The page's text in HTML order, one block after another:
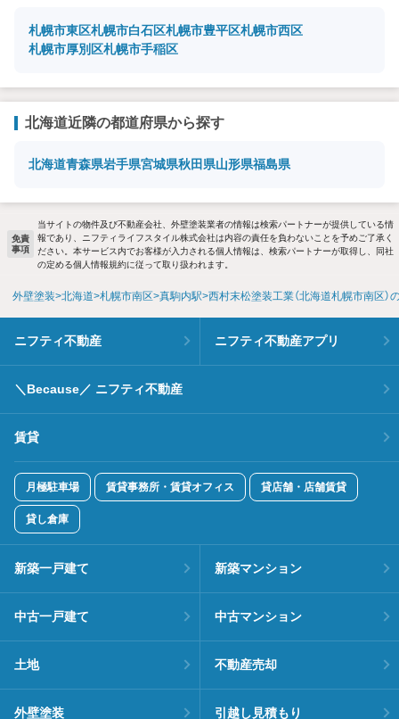
札幌市東区札幌市白石区札幌市豊平区札幌市西区
札幌市厚別区札幌市手稲区
北海道近隣の都道府県から探す
北海道青森県岩手県宮城県秋田県山形県福島県
免責
事項
当サイトの物件及び不動産会社、外壁塗装業者の情報は検索パートナーが提供している情
報であり、ニフティライフスタイル株式会社は内容の責任を負わないことを予めご了承く
ださい。本サービス内でお客様が入力される個人情報は、検索パートナーが取得し、同社
の定める個人情報規約に従って取り扱われます。
外壁塗装 北海道 札幌市南区 真駒内駅 西村末松塗装工業（北海道札幌市南区）
ニフティ不動産 ニフティ不動産アプリ
＼Because／ ニフティ不動産
賃貸
月極駐車場 賃貸事務所・賃貸オフィス 貸店舗・店舗賃貸
貸し倉庫
新築一戸建て 新築マンション
中古一戸建て 中古マンション
土地 不動産売却
外壁塗装 引越し見積もり